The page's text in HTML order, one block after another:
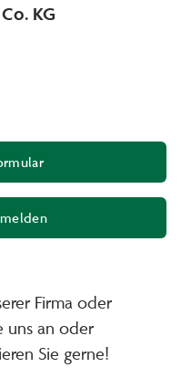
KG
in neuem Fenster)
Firma oder
uns an oder
Sie gerne!